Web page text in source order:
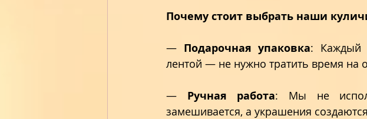
Почему стоит выбрать наши
— Подарочная упаковка: Каждый
лентой — не нужно тратить время на
— Ручная работа: Мы не
замешивается, а украшения